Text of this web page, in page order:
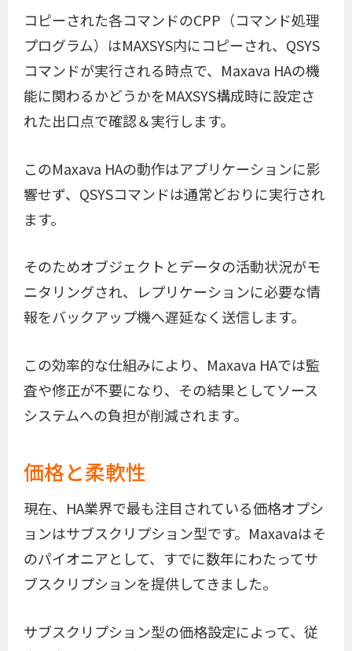
コピーされた各コマンドのCPP（コマンド処理
プログラム）はMAXSYS内にコピーされ、QSYS
コマンドが実行される時点で、Maxava HAの機
能に関わるかどうかをMAXSYS構成時に設定さ
れた出口点で確認＆実行します。
このMaxava HAの動作はアプリケーションに影
響せず、QSYSコマンドは通常どおりに実行され
ます。
そのためオブジェクトとデータの活動状況がモ
ニタリングされ、レプリケーションに必要な情
報をバックアップ機へ遅延なく送信します。
この効率的な仕組みにより、Maxava HAでは監
査や修正が不要になり、その結果としてソース
システムへの負担が削減されます。
価格と柔軟性
現在、HA業界で最も注目されている価格オプシ
ョンはサブスクリプション型です。Maxavaはそ
のパイオニアとして、すでに数年にわたってサ
ブスクリプションを提供してきました。
サブスクリプション型の価格設定によって、従